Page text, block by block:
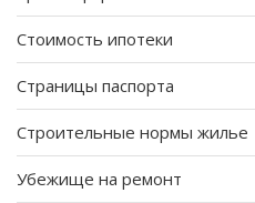
Стоимость ипотеки
Страницы паспорта
Строительные нормы жилье
Убежище на ремонт